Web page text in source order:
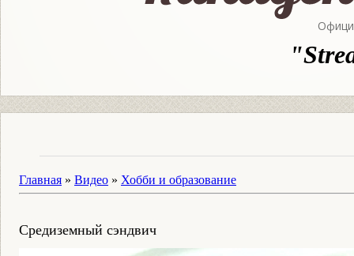
Главная » Видео » Хобби и образование
Средиземный сэндвич